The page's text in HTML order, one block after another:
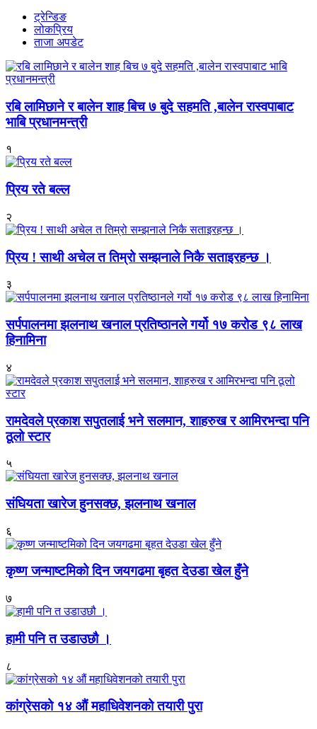
ट्रेन्डिङ
लोकप्रिय
ताजा अपडेट
रबि लामिछाने र बालेन शाह बिच ७ बुदे सहमति ,बालेन रास्वपाबाट
भाबि प्रधानमन्त्री
१
प्रिय रते बल्ल
२
प्रिय ! साथी अचेल त तिम्रो सम्झनाले निकै सताइरहन्छ ।
३
सर्पपालनमा झलनाथ खनाल प्रतिष्ठानले गर्यो १७ करोड ९८ लाख
हिनामिना
४
रामदेवले प्रकाश सपुतलाई भने सलमान, शाहरुख र आमिरभन्दा पनि
ठूलो स्टार
५
संघियता खारेज हुनसक्छ, झलनाथ खनाल
६
कृष्ण जन्माष्टमिको दिन जयगढमा बृहत देउडा खेल हुँने
७
हामी पनि त उडाउछौ ।
८
कांग्रेसको १४ औं महाधिवेशनको तयारी पुरा